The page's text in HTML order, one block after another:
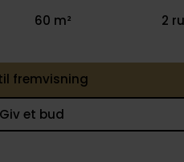
60 m² 2
Giv et bud
fremvisning